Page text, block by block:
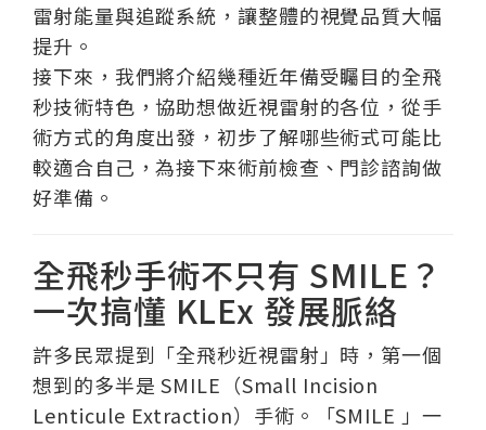
雷射能量與追蹤系統，讓整體的視覺品質大幅
提升。
接下來，我們將介紹幾種近年備受矚目的全飛
秒技術特色，協助想做近視雷射的各位，從手
術方式的角度出發，初步了解哪些術式可能比
較適合自己，為接下來術前檢查、門診諮詢做
好準備。
全飛秒手術不只有 SMILE？
一次搞懂 KLEx 發展脈絡
許多民眾提到「全飛秒近視雷射」時，第一個
想到的多半是 SMILE（Small Incision
Lenticule Extraction）手術。「SMILE 」一